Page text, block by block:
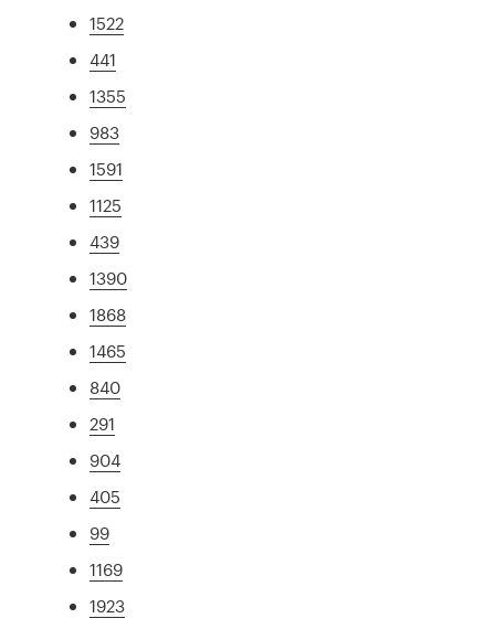
1522
441
1355
983
1591
1125
439
1390
1868
1465
840
291
904
405
99
1169
1923